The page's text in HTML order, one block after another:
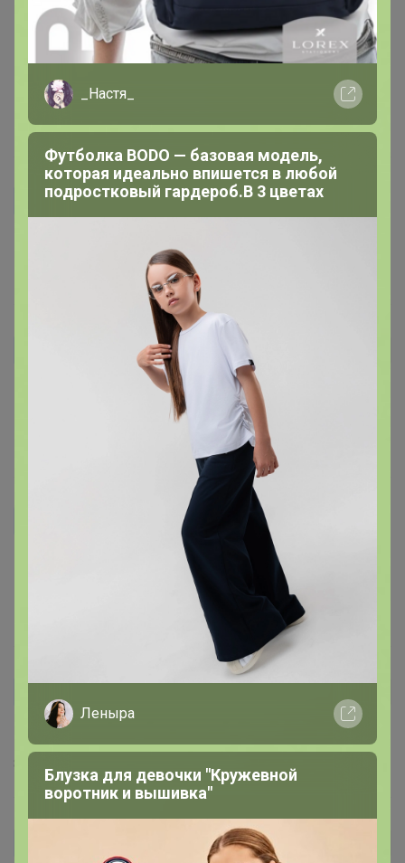
померила на сухие волосы, на мои оказался немного
коротковат, маленько смущает, что снизу очень
использование это не помешает, будем пробовать:)
5 февраля, 2021 19:47
Сашуля12345
Мне тоже понравился, удобно и на большую гриву
Очень понравился, взяла всем своим девочкам.
Подскажите по размеру,не маленького объема?
Автор уже получил заказ!
_Настя_
Футболка BODO — базовая модель,
которая идеально впишется в любой
подростковый гардероб.В 3 цветах
Леныра
Блузка для девочки "Кружевной
воротник и вышивка"